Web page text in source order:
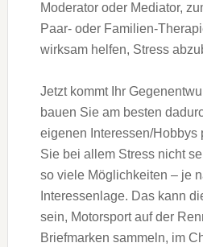
Moderator oder Mediator,
Paar- oder Familien-
wirksam helfen, Stress
Jetzt kommt Ihr
bauen Sie am besten
eigenen Interessen/Hobbys
Sie bei allem Stress nicht
so viele Möglichkeiten – je
Interessenlage. Das kann
sein, Motorsport auf der
Briefmarken sammeln, im